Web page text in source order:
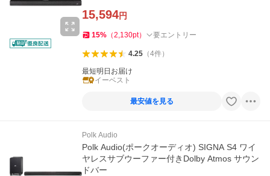
15,594円
15% （2,130pt） 要エントリー
4.25（4件）
最短明日お届け
イーベスト
最安値を見る
Polk Audio
Polk Audio(ポークオーディオ) SIGNA S4 ワイ
ヤレスサブウーファー付きDolby Atmos サウン
ドバー